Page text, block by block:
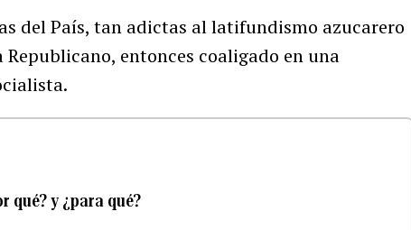
del País, tan adictas al latifundismo azucarero
entonces coaligado en una
qué? y ¿para qué?